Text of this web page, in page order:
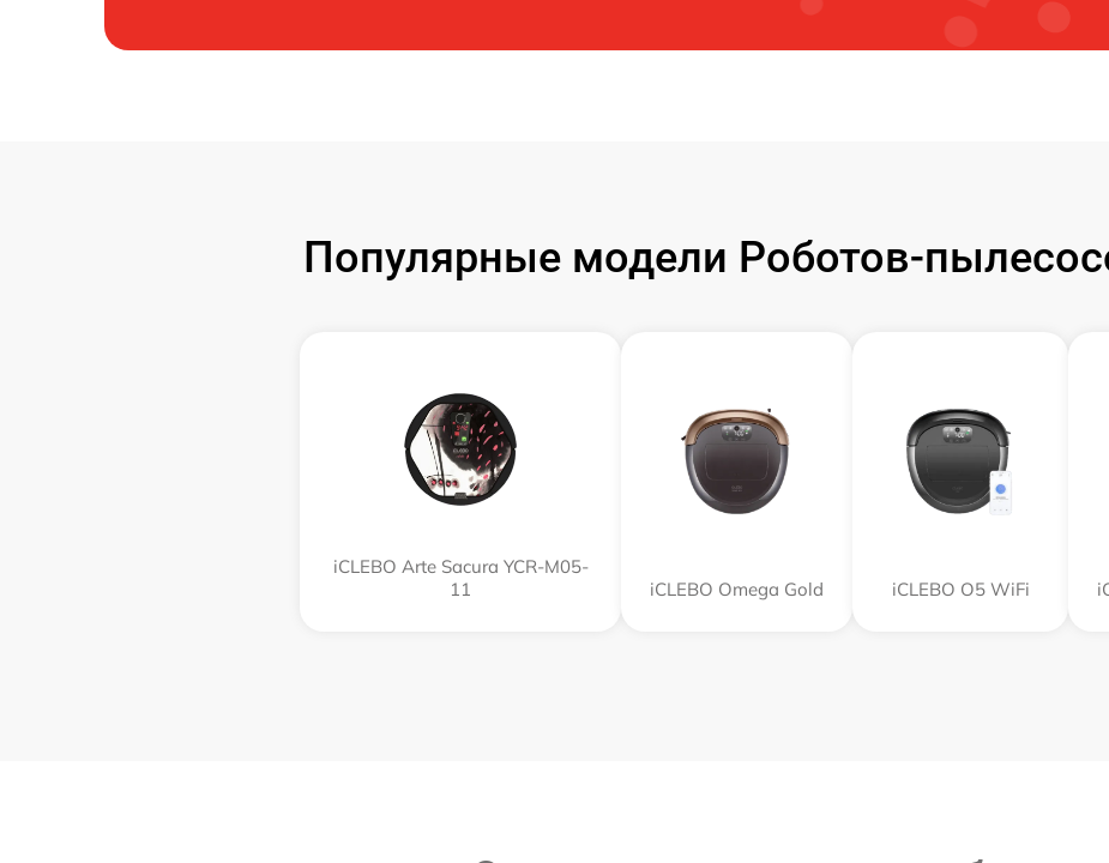
Популярные модели Роботов-
iCLEBO Arte Sacura YCR-M05-
11
iCLEBO Omega Gold iCLEBO O5 WiFi